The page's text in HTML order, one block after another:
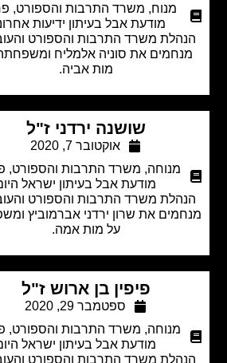
מנוח, משרד התרבות והספורט,פרסום
מודעת אבל בעיתון ידיעות אחרונות
משרד התרבות והספורט והעובדים
את סוניה אלמליח ומשפחתה על
מות אביה.
שושנה ירדני ז"ל
אוקטובר 7, 2020
מנוחה
משרד התרבות והספורט,פרסום
מודעת אבל בעיתון ישראל היום
משרד התרבות והספורט והעובדים
את שרון ירדני אברמוביץ ומשפחתה
על מות אמה.
פיפין בן ארוש ז"ל
ספטמבר 29, 2020
מנוחה
משרד התרבות והספורט,פרסום
מודעת אבל בעיתון ישראל היום
משרד התרבות והספורט והעובדים